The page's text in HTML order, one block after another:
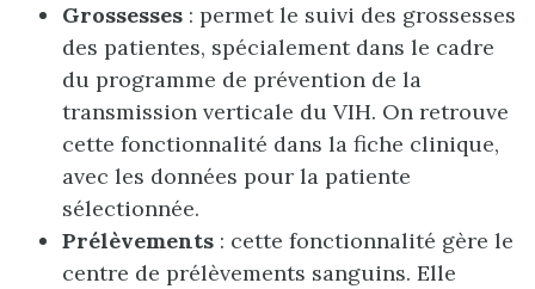
Grossesses : permet le suivi des grossesses
des patientes, spécialement dans le cadre
du programme de prévention de la
transmission verticale du VIH. On retrouve
cette fonctionnalité dans la fiche clinique,
avec les données pour la patiente
sélectionnée.
Prélèvements : cette fonctionnalité gère le
centre de prélèvements sanguins. Elle